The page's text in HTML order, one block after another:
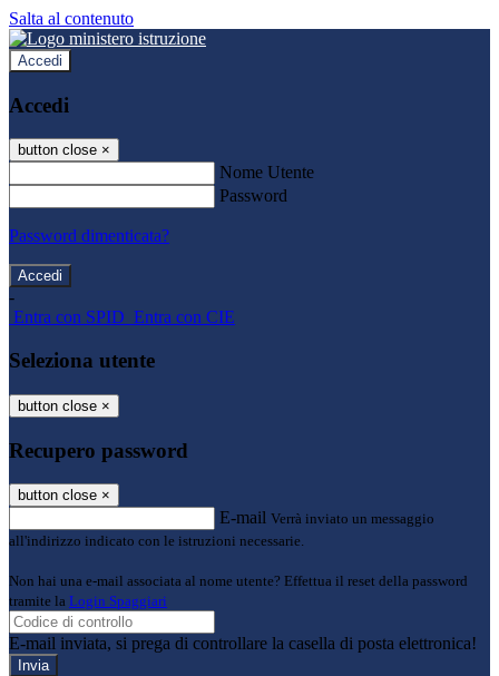
Salta al contenuto
Accedi
Accedi
button close ×
Nome Utente
Password
Password dimenticata?
-
Entra con SPID Entra con CIE
Seleziona utente
button close ×
Recupero password
button close ×
E-mail Verrà inviato un messaggio
all'indirizzo indicato con le istruzioni necessarie.
Non hai una e-mail associata al nome utente? Effettua il reset della password
tramite la Login Spaggiari
E-mail inviata, si prega di controllare la casella di posta elettronica!